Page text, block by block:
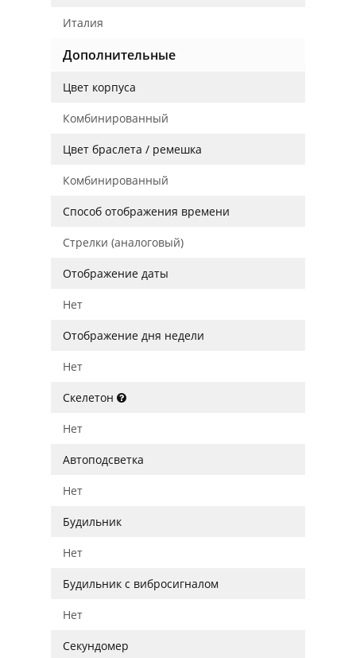
Италия
Дополнительные
Цвет корпуса
Комбинированный
Цвет браслета / ремешка
Комбинированный
Способ отображения времени
Стрелки (аналоговый)
Отображение даты
Нет
Отображение дня недели
Нет
Скелетон
Нет
Автоподсветка
Нет
Будильник
Нет
Будильник с вибросигналом
Нет
Секундомер